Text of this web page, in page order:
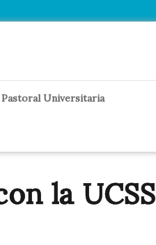
Pastoral Universitaria
la UCSS